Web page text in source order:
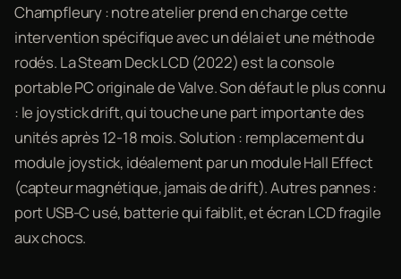
Champfleury : notre atelier prend en charge cette
intervention spécifique avec un délai et une méthode
rodés. La Steam Deck LCD (2022) est la console
portable PC originale de Valve. Son défaut le plus connu
: le joystick drift, qui touche une part importante des
unités après 12-18 mois. Solution : remplacement du
module joystick, idéalement par un module Hall Effect
(capteur magnétique, jamais de drift). Autres pannes :
port USB-C usé, batterie qui faiblit, et écran LCD fragile
aux chocs.